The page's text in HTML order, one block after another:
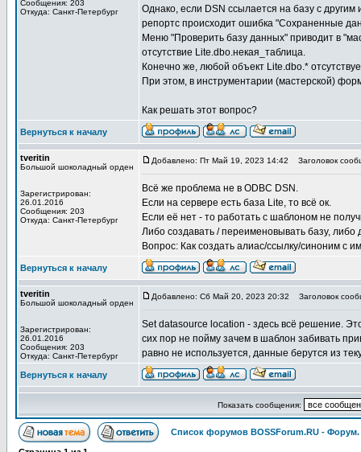
Сообщения: 203
Откуда: Санкт-Петербург
Однако, если DSN ссылается на базу с
репортс происходит ошибка "Сохраненные
Меню "Проверить базу данных" приводит в
отсутствие Lite.dbo.некая_таблица.
Конечно же, любой объект Lite.dbo.*
При этом, в инструментарии (мастерской)
Как решать этот вопрос?
Вернуться к началу
tveritin
Большой шоколадный орден
Зарегистрирован:
26.01.2016
Сообщения: 203
Откуда: Санкт-Петербург
Добавлено: Пт Май 19, 2023 14:42 Заголовок
Всё же проблема не в ODBC DSN.
Если на сервере есть база Lite, то всё ок.
Если её нет - то работать с шаблоном не
Либо создавать / переименовывать базу,
Вопрос: Как создать алиас/ссылку/синоним
Вернуться к началу
tveritin
Большой шоколадный орден
Зарегистрирован:
26.01.2016
Сообщения: 203
Откуда: Санкт-Петербург
Добавлено: Сб Май 20, 2023 20:32 Заголовок
Set datasource location - здесь всё решение.
сих пор не пойму зачем в шаблон забивать
равно не используется, данные берутся из
Вернуться к началу
Показать сообщения:
Список форумов BOSSForum.RU -